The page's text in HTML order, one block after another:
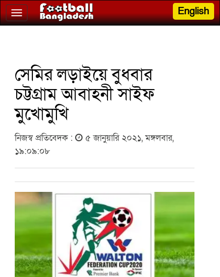
Toggle
navigation
English
সেমির লড়াইয়ে বুধবার
চট্টগ্রাম আবাহনী সাইফ
মুখোমুখি
নিজস্ব প্রতিবেদক :
৫ জানুয়ারি ২০২১, মঙ্গলবার,
১৯:০৯:০৮